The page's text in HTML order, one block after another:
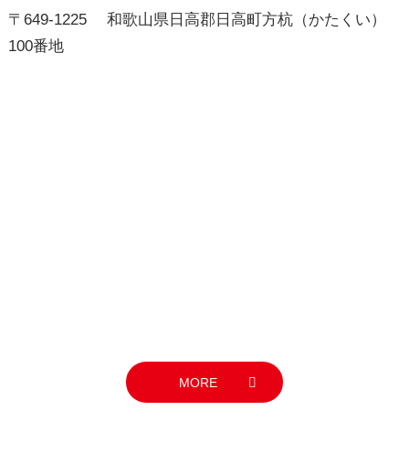
〒649-1225 和歌山県日高郡日高町方杭（かたくい）
100番地
MORE